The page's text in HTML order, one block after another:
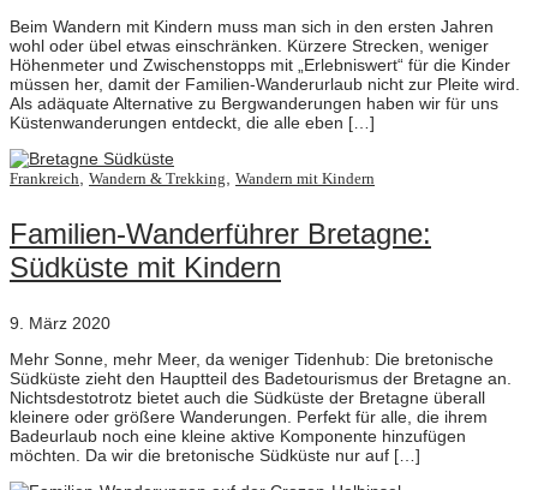
Beim Wandern mit Kindern muss man sich in den ersten Jahren
wohl oder übel etwas einschränken. Kürzere Strecken, weniger
Höhenmeter und Zwischenstopps mit „Erlebniswert“ für die Kinder
müssen her, damit der Familien-Wanderurlaub nicht zur Pleite wird.
Als adäquate Alternative zu Bergwanderungen haben wir für uns
Küstenwanderungen entdeckt, die alle eben […]
Frankreich Wandern & Trekking Wandern mit Kindern
Familien-Wanderführer Bretagne:
Südküste mit Kindern
9. März 2020
Mehr Sonne, mehr Meer, da weniger Tidenhub: Die bretonische
Südküste zieht den Hauptteil des Badetourismus der Bretagne an.
Nichtsdestotrotz bietet auch die Südküste der Bretagne überall
kleinere oder größere Wanderungen. Perfekt für alle, die ihrem
Badeurlaub noch eine kleine aktive Komponente hinzufügen
möchten. Da wir die bretonische Südküste nur auf […]